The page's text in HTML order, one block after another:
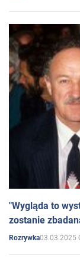
"Wygląda to
zostanie
Rozrywka03.03.2025